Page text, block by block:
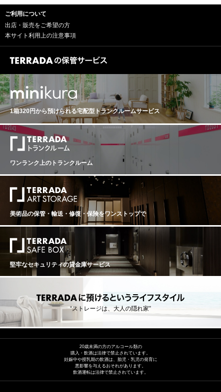
ご利用について
出店・販売をご希望の方
本サイト利用上の注意事項
1箱320円から預けられる宅配型トランクルームサービス
ワンランク上のトランクルーム
美術品の保管・輸送・修復・保険をワンストップで
堅牢なセキュリティの貸金庫サービス
“ストレージは、大人の隠れ家”
20歳未満の方のアルコール類の
購入・飲酒は法律で禁止されています。
妊娠中や授乳期の飲酒は、胎児・乳児の発育に
悪影響を与えるおそれがあります。
飲酒運転は法律で禁止されています。